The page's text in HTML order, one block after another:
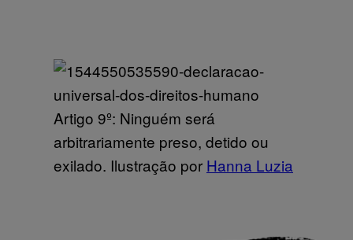
Artigo 9º: Ninguém será
arbitrariamente preso, detido ou
exilado. Ilustração por Hanna Luzia